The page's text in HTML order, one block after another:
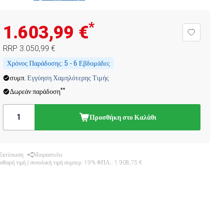
1.603,99 €*
RRP 3.050,99 €
Χρόνος Παράδοσης: 5 - 6 Εβδομάδες
συμπ. Εγγύηση Χαμηλότερης Τιμής
Δωρεάν παράδοση**
Προσθήκη στο Καλάθι
Μοιραστείτε
τιμή | συνολική τιμή συμπερ. 19% ΦΠΑ.: 1.908,75 €